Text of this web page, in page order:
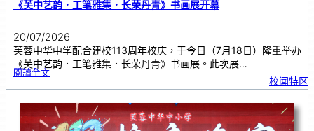
《芙中艺韵．工笔雅集．长荣丹青》书画展开幕
20/07/2026
芙蓉中华中学配合建校113周年校庆，于今日（7月18日）隆重举办
《芙中艺韵．工笔雅集．长荣丹青》书画展。此次展…
閱讀全文:《
中
艺
．
工
笔
雅
集
．
校闻特区